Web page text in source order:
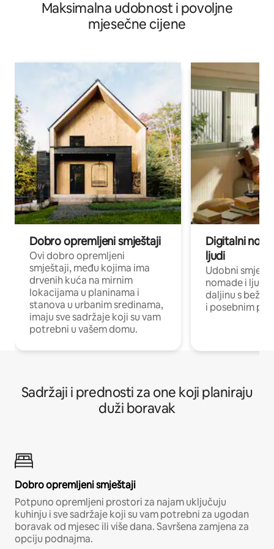
Maksimalna udobnost i povoljne
mjesečne cijene
Dobro opremljeni smještaji
Ovi dobro opremljeni
smještaji, među kojima ima
drvenih kuća na mirnim
lokacijama u planinama i
stanova u urbanim sredinama,
imaju sve sadržaje koji su vam
potrebni u vašem domu.
Digitalni
ljudi
Udobni
nomade i ljude
daljinu s
i posebnim
Sadržaji i prednosti za one koji planiraju
duži boravak
Dobro opremljeni smještaji
Potpuno opremljeni prostori za najam uključuju
kuhinju i sve sadržaje koji su vam potrebni za ugodan
boravak od mjesec ili više dana. Savršena zamjena za
opciju podnajma.